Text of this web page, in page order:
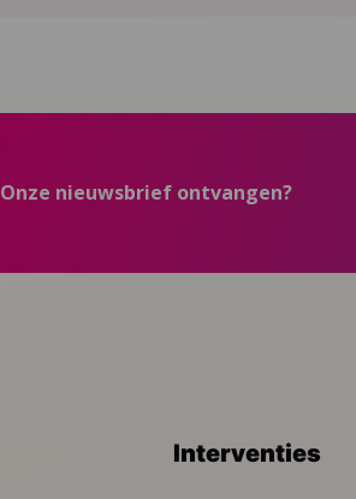
Onze nieuwsbrief ontvangen?
Interventies